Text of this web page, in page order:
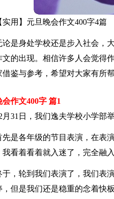
实用】元旦晚会作文400字4篇
论是身处学校还是步入社会，
文的出现。相信许多人会觉得
借鉴与参考，希望对大家有所帮
会作文400字 篇1
月31日，我们逸夫学校小学部
先是各年级的节目表演，在表
我看着看着就入迷了，完全融
于，轮到我们表演了，我们表
，但是我们还是稳重的念着快